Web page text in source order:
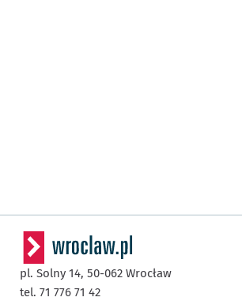
pl. Solny 14, 50-062 Wrocław
tel. 71 776 71 42